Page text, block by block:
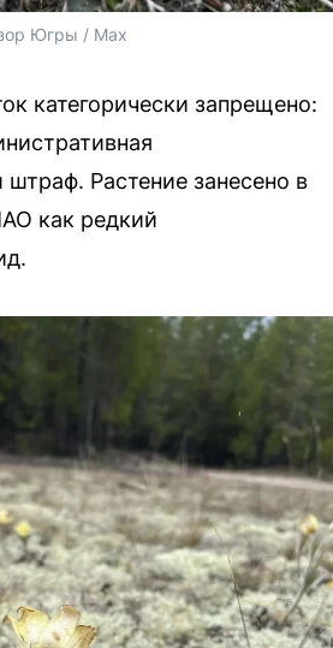
Югры / Max
категорически запрещено:
штраф. Растение занесено в
как редкий